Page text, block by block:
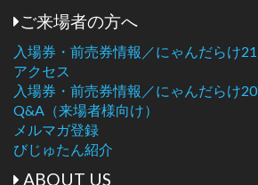
ご来場者の方へ
入場券・前売券情報／にゃんだらけ21
アクセス
入場券・前売券情報／にゃんだらけ20
Q&A（来場者様向け）
メルマガ登録
びじゅたん紹介
ABOUT US